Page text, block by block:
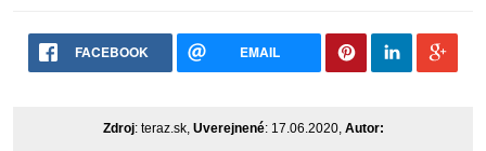
FACEBOOK EMAIL
Zdroj: teraz.sk, Uverejnené: 17.06.2020, Autor: